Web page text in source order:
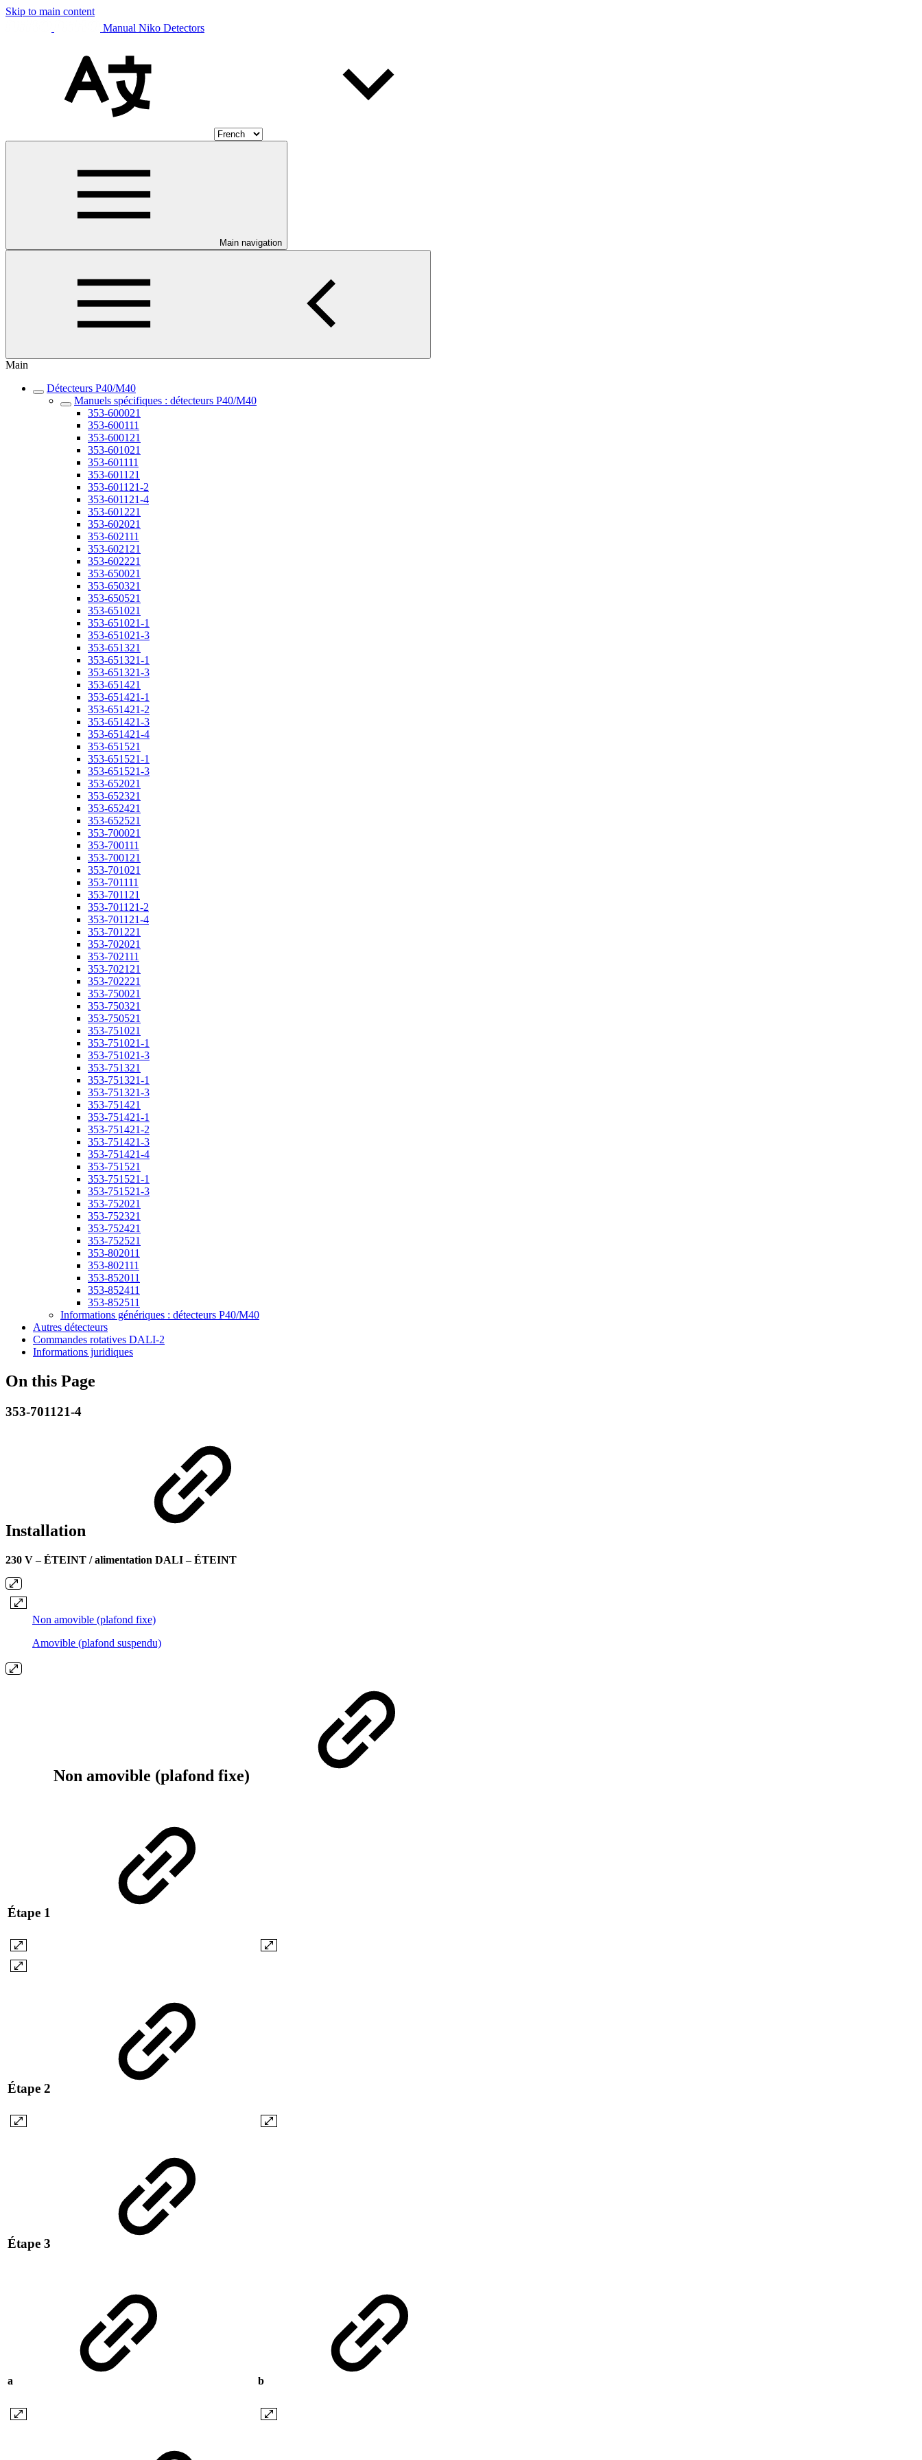
Skip to main content
Manual Niko Detectors
Main navigation
Main
Détecteurs P40/M40
Manuels spécifiques : détecteurs P40/M40
353-600021
353-600111
353-600121
353-601021
353-601111
353-601121
353-601121-2
353-601121-4
353-601221
353-602021
353-602111
353-602121
353-602221
353-650021
353-650321
353-650521
353-651021
353-651021-1
353-651021-3
353-651321
353-651321-1
353-651321-3
353-651421
353-651421-1
353-651421-2
353-651421-3
353-651421-4
353-651521
353-651521-1
353-651521-3
353-652021
353-652321
353-652421
353-652521
353-700021
353-700111
353-700121
353-701021
353-701111
353-701121
353-701121-2
353-701121-4
353-701221
353-702021
353-702111
353-702121
353-702221
353-750021
353-750321
353-750521
353-751021
353-751021-1
353-751021-3
353-751321
353-751321-1
353-751321-3
353-751421
353-751421-1
353-751421-2
353-751421-3
353-751421-4
353-751521
353-751521-1
353-751521-3
353-752021
353-752321
353-752421
353-752521
353-802011
353-802111
353-852011
353-852411
353-852511
Informations génériques : détecteurs P40/M40
Autres détecteurs
Commandes rotatives DALI-2
Informations juridiques
On this Page
353-701121-4
Installation
230 V – ÉTEINT / alimentation DALI – ÉTEINT
Non amovible (plafond fixe)
Amovible (plafond suspendu)
Non amovible (plafond fixe)
Étape 1
Étape 2
Étape 3
a b